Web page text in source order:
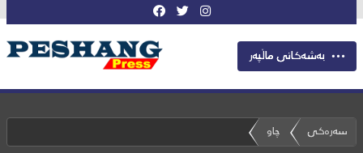
بەشەکانی ماڵپەر
سەرەکی چاو